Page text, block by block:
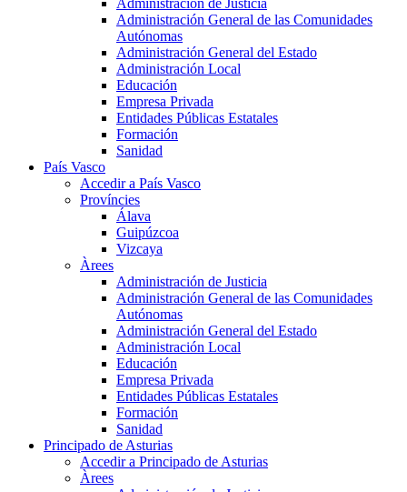
Administración de Justicia
Administración General de las Comunidades
Autónomas
Administración General del Estado
Administración Local
Educación
Empresa Privada
Entidades Públicas Estatales
Formación
Sanidad
País Vasco
Accedir a País Vasco
Províncies
Álava
Guipúzcoa
Vizcaya
Àrees
Administración de Justicia
Administración General de las Comunidades
Autónomas
Administración General del Estado
Administración Local
Educación
Empresa Privada
Entidades Públicas Estatales
Formación
Sanidad
Principado de Asturias
Accedir a Principado de Asturias
Àrees